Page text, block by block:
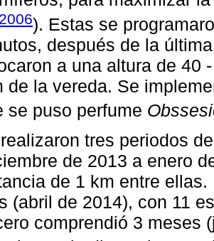
2006). Estas se
después de la
a una altura de 40
de la vereda. Se
se puso perfume
tres periodos
de 2013 a enero
de 1 km entre
(abril de 2014), con 11
comprendió 3 meses